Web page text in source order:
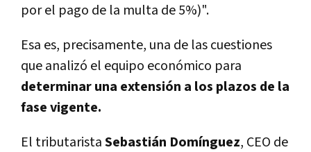
por el pago de la multa de 5%)".
Esa es, precisamente, una de las cuestiones
que analizó el equipo económico para
determinar una extensión a los plazos de la
fase vigente.
El tributaristaSebastián Domínguez, CEO de